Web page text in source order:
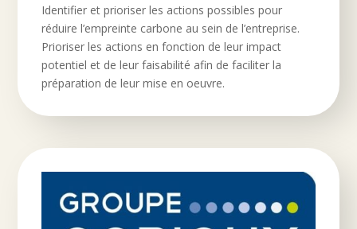
Identifier et prioriser les actions possibles pour
réduire l’empreinte carbone au sein de l’entreprise.
Prioriser les actions en fonction de leur impact
potentiel et de leur faisabilité afin de faciliter la
préparation de leur mise en oeuvre.